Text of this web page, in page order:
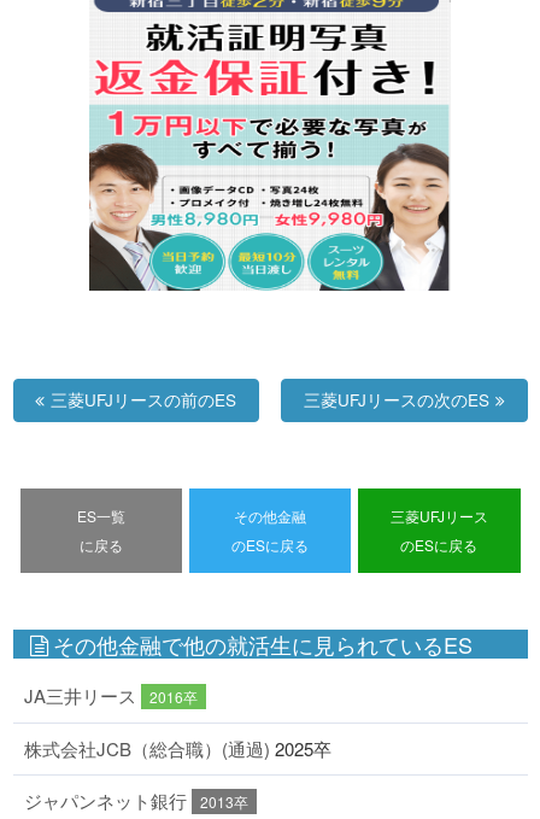
三菱UFJリースの前のES 三菱UFJリースの次のES
ES一覧
に戻る
その他金融
のESに戻る
三菱UFJリース
のESに戻る
その他金融で他の就活生に見られているES
JA三井リース 2016卒
株式会社JCB（総合職）(通過) 2025卒
ジャパンネット銀行 2013卒